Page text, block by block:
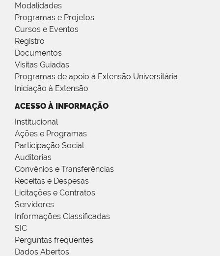
Modalidades
Programas e Projetos
Cursos e Eventos
Registro
Documentos
Visitas Guiadas
Programas de apoio à Extensão Universitária
Iniciação à Extensão
ACESSO À INFORMAÇÃO
Institucional
Ações e Programas
Participação Social
Auditorias
Convênios e Transferências
Receitas e Despesas
Licitações e Contratos
Servidores
Informações Classificadas
SIC
Perguntas frequentes
Dados Abertos